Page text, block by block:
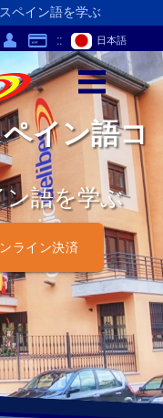
ペイン語を学ぶ
Q S :: 日本語
z
イン語コ
語を学ぶ
ライン決済